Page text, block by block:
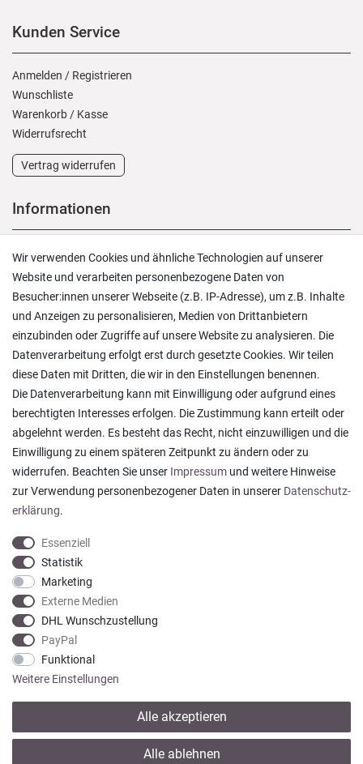
Kunden Service
Anmelden / Registrieren
Wunschliste
Warenkorb / Kasse
Widerrufs­recht
Vertrag widerrufen
Informationen
Versand und Zahlung
Rücksendungen
Lieferung in die Schweiz
Pflegesymbole
Lagerverkauf
Ratgeber & News
Alles wie beschrieben , sehr gute Qualität
Rainer T., Rheine
Datum der Veröffentlichung: 06.08.2026
Datum der Kauferfahrung: 27.07.2026
922 Bewertungen
Wir verwenden Cookies und ähnliche Technologien auf unserer
Website und verarbeiten personenbezogene Daten von
Besucher:innen unserer Webseite (z.B. IP-Adresse), um z.B. Inhalte
und Anzeigen zu personalisieren, Medien von Drittanbietern
einzubinden oder Zugriffe auf unsere Website zu analysieren. Die
Datenverarbeitung erfolgt erst durch gesetzte Cookies. Wir teilen
diese Daten mit Dritten, die wir in den Einstellungen benennen.
Die Datenverarbeitung kann mit Einwilligung oder aufgrund eines
berechtigten Interesses erfolgen. Die Zustimmung kann erteilt oder
abgelehnt werden. Es besteht das Recht, nicht einzuwilligen und die
Einwilligung zu einem späteren Zeitpunkt zu ändern oder zu
widerrufen. Beachten Sie unser Impressum und weitere Hinweise
zur Verwendung personenbezogener Daten in unserer Daten­schutz­
erklärung.
Essenziell
Statistik
Marketing
Externe Medien
DHL Wunschzustellung
PayPal
Funktional
Weitere Einstellungen
Alle akzeptieren
Alle ablehnen
* Alle Preise verstehen sich inkl. gesetzl. MwSt. zzgl.